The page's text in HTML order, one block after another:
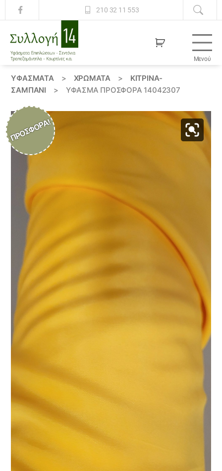
210 32 11 553
14
Μενού
ΥΦΆΣΜΑΤΑ > ΧΡΏΜΑΤΑ >
ΚΙΤΡΙΝΑ-
ΣΑΜΠΑΝΙ
> ΎΦΑΣΜΑ ΠΡΟΣΦΟΡΆ 14042307
ΠΡΟΣΦΟΡΆ!